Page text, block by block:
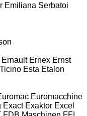
Emiliana Serbatoi
Ernault Ernex Ernst
Esta Etalon
Euromacchine
Exact Exaktor Excel